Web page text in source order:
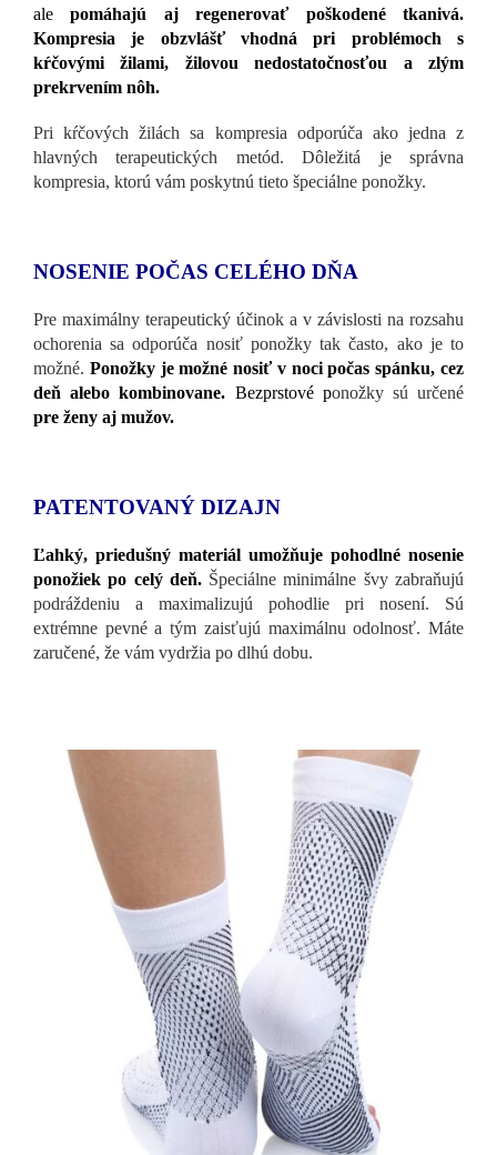
ale pomáhajú aj regenerovať poškodené tkanivá.
Kompresia je obzvlášť vhodná pri problémoch s
kŕčovými žilami, žilovou nedostatočnosťou a zlým
prekrvením nôh.
Pri kŕčových žilách sa kompresia odporúča ako jedna z
hlavných terapeutických metód. Dôležitá je správna
kompresia, ktorú vám poskytnú tieto špeciálne ponožky.
NOSENIE POČAS CELÉHO DŇA
Pre maximálny terapeutický účinok a v závislosti na rozsahu
ochorenia sa odporúča nosiť ponožky tak často, ako je to
možné. Ponožky je možné nosiť v noci počas spánku, cez
deň alebo kombinovane. Bezprstové ponožky sú určené
pre ženy aj mužov.
PATENTOVANÝ DIZAJN
Ľahký, priedušný materiál umožňuje pohodlné nosenie
ponožiek po celý deň.Špeciálne minimálne švy zabraňujú
podráždeniu a maximalizujú pohodlie pri nosení. Sú
extrémne pevné a tým zaisťujú maximálnu odolnosť. Máte
zaručené, že vám vydržia po dlhú dobu.